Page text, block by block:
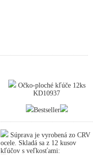
Očko-ploché kľúče 12ks
KD10937
Bestseller
Súprava je vyrobená zo CRV
ocele. Skladá sa z 12 kusov
kľúčov s veľkosťami: